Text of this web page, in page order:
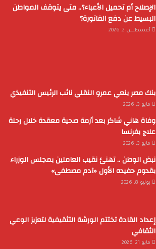
الإصلاح أم تحميل الأعباء؟.. متى يتوقف المواطن
البسيط عن دفع الفاتورة؟
أغسطس 2, 2026
بنك مصر ينعي عمرو النقلي نائب الرئيس التنفيذي
مايو 3, 2026
وفاة هاني شاكر بعد أزمة صحية معقدة خلال رحلة
علاج بفرنسا
مايو 3, 2026
نبض الوطن .. تهنئ نقيب العاملين بمجلس الوزراء
بقدوم حفيده الأول «آدم مصطفى»
يوليو 8, 2026
إعداد القادة تختتم الورشة التثقيفية لتعزيز الوعي
الثقافي
مايو 21, 2026